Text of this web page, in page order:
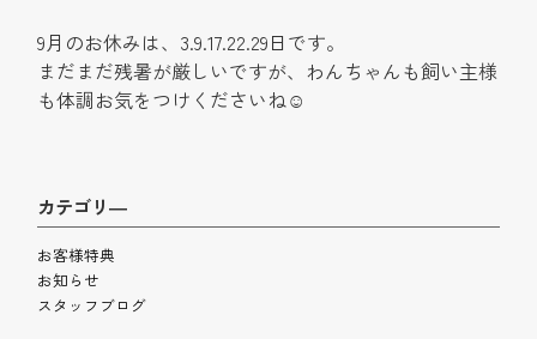
9月のお休みは、3.9.17.22.29日です。
まだまだ残暑が厳しいですが、わんちゃんも飼い主様
も体調お気をつけくださいね☺︎
カテゴリ―
お客様特典
お知らせ
スタッフブログ